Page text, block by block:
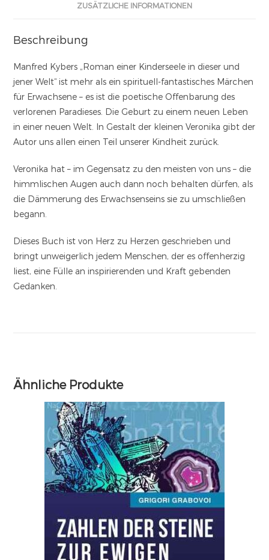
ZUSÄTZLICHE INFORMATIONEN
Beschreibung
Manfred Kybers „Roman einer Kinderseele in dieser und
jener Welt“ ist mehr als ein spirituell-fantastisches Märchen
für Erwachsene – es ist die poetische Offenbarung des
verlorenen Paradieses. Die Geburt zu einem neuen Leben
in einer neuen Welt. In Gestalt der kleinen Veronika gibt der
Autor uns allen einen Teil unserer Kindheit zurück.
Veronika hat – im Gegensatz zu den meisten von uns – die
himmlischen Augen auch dann noch behalten dürfen, als
die Dämmerung des Erwachsenseins sie zu umschließen
begann.
Dieses Buch ist von Herz zu Herzen geschrieben und
bringt unweigerlich jedem Menschen, der es offenherzig
liest, eine Fülle an inspirierenden und Kraft gebenden
Gedanken.
Ähnliche Produkte